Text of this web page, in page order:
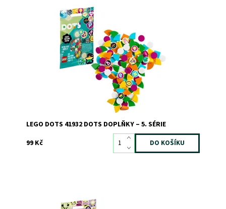
Se sadou DOTS doplňky – 5. série nebude kreativní hraní
brát konce!
Dostupnost:
Skladem>3
8569
LEGO
LEGO DOTS 41932 DOTS DOPLŇKY – 5. SÉRIE
99 Kč